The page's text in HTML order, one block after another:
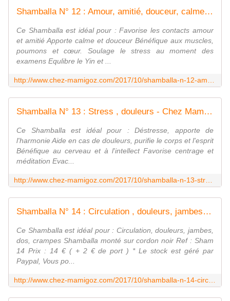
Shamballa N° 12 : Amour, amitié, douceur, calme - Chez Mamigoz
Ce Shamballa est idéal pour : Favorise les contacts amour
et amitié Apporte calme et douceur Bénéfique aux muscles,
poumons et cœur. Soulage le stress au moment des
examens Equlibre le Yin et ...
Shamballa N° 13 : Stress , douleurs - Chez Mamigoz
Ce Shamballa est idéal pour : Déstresse, apporte de
l'harmonie Aide en cas de douleurs, purifie le corps et l'esprit
Bénéfique au cerveau et à l'intellect Favorise centrage et
méditation Evac...
Shamballa N° 14 : Circulation , douleurs, jambes - Chez Mamigoz
Ce Shamballa est idéal pour : Circulation, douleurs, jambes,
dos, crampes Shamballa monté sur cordon noir Ref : Sham
14 Prix : 14 € ( + 2 € de port ) * Le stock est géré par
Paypal, Vous po...